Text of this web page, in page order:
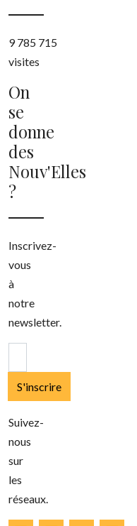
9 785 715
visites
On
se
donne
des
Nouv'Elles
?
Inscrivez-
vous
à
notre
newsletter.
S'inscrire
Suivez-
nous
sur
les
réseaux.